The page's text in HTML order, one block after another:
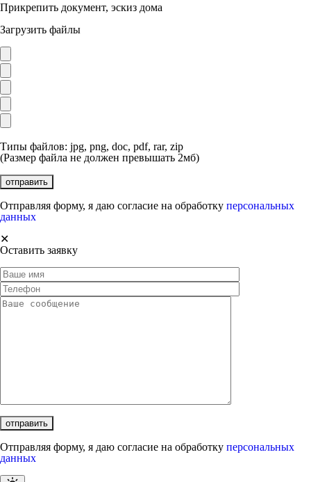
Прикрепить документ, эскиз дома
Загрузить файлы
Типы файлов: jpg, png, doc, pdf, rar, zip
(Размер файла не должен превышать 2мб)
Отправляя форму, я даю согласие на обработку персональных
данных
✕
Оставить заявку
Отправляя форму, я даю согласие на обработку персональных
данных